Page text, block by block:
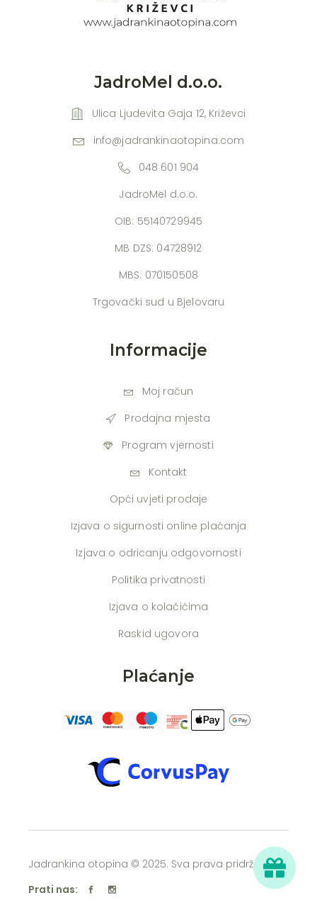
JadroMel d.o.o.
Ulica Ljudevita Gaja 12, Križevci
info@jadrankinaotopina.com
048 601 904
JadroMel d.o.o.
OIB: 55140729945
MB DZS: 04728912
MBS: 070150508
Trgovački sud u Bjelovaru
Informacije
Moj račun
Prodajna mjesta
Program vjernosti
Kontakt
Opći uvjeti prodaje
Izjava o sigurnosti online plaćanja
Izjava o odricanju odgovornosti
Politika privatnosti
Izjava o kolačićima
Raskid ugovora
Plaćanje
Jadrankina otopina © 2025. Sva prava pridržana
Prati nas: